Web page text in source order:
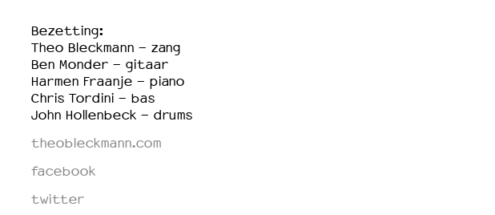
Bezetting:
Theo Bleckmann - zang
Ben Monder - gitaar
Harmen Fraanje - piano
Chris Tordini - bas
John Hollenbeck - drums
theobleckmann.com
facebook
twitter